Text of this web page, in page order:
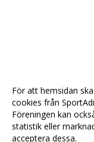
För att hemsidan
cookies från
Föreningen kan
statistik eller
acceptera dessa.